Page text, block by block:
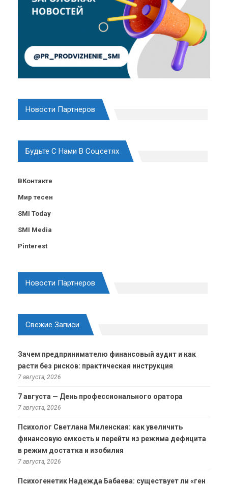
Новости Партнеров
Будьте С Нами В Соцсетях
ВКонтакте
Мир тесен
SMI Today
SMI Media
Pinterest
Новости Партнеров
Свежие Записи
Зачем предпринимателю финансовый аудит и как
расти без рисков: практическая инструкция
7 августа, 2026
7 августа — День профессионального оратора
7 августа, 2026
Психолог Светлана Миленская: как увеличить
финансовую емкость и перейти из режима дефицита
в режим достатка и изобилия
7 августа, 2026
Психогенетик Надежда Бабаева: существует ли «ген